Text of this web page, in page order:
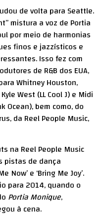
de volta para Seattle.
mistura a voz de Portia
por meio de harmonias
finos e jazzísticos e
Isso fez com
de R&B dos EUA,
Whitney Houston,
West (LL Cool J) e Midi
Ocean), bem como, do
da Reel People Music,
na Reel People Music
pistas de dança
Now’ e ‘Bring Me Joy’.
para 2014, quando o
Portia Monique,
à cena.